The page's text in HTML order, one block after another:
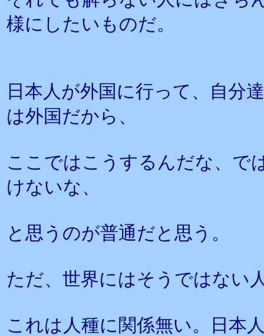
様にしたいものだ。
日本人が外国に行って、自分
は外国だから、
ここではこうするんだな、で
けないな、
と思うのが普通だと思う。
ただ、世界にはそうではない
これは人種に関係無い。日本